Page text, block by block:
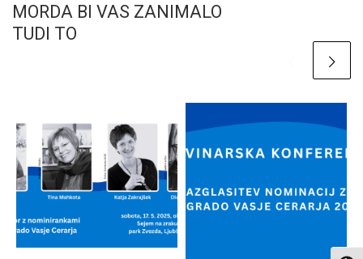
MORDA BI VAS ZANIMALO
TUDI TO